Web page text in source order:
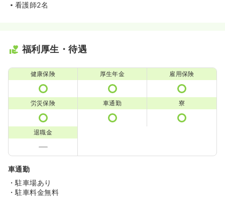
看護師2名
福利厚生・待遇
健康保険 厚生年金 雇用保険
労災保険 車通勤 寮
退職金
車通勤
・駐車場あり
・駐車料金無料